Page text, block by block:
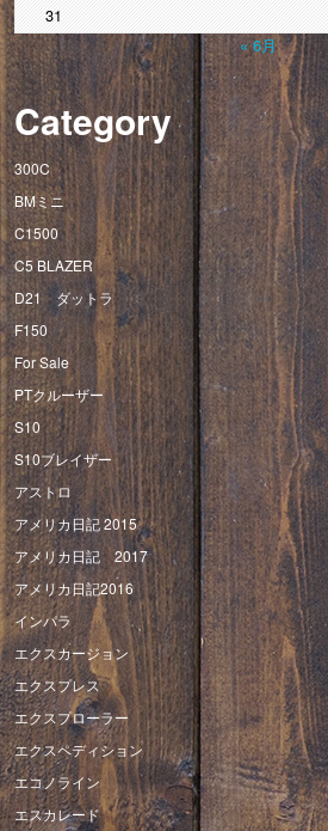
31
« 6月
Category
300C
BMミニ
C1500
C5 BLAZER
D21 ダットラ
F150
For Sale
PTクルーザー
S10
S10ブレイザー
アストロ
アメリカ日記 2015
アメリカ日記 2017
アメリカ日記2016
インパラ
エクスカージョン
エクスプレス
エクスプローラー
エクスペディション
エコノライン
エスカレード